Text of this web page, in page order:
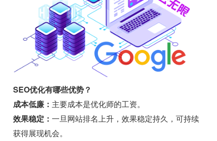
SEO优化有哪些优势？
成本低廉： 主要成本是优化师的工资。
效果稳定：一旦网站排名上升，效果稳定持久，可持续
获得展现机会。